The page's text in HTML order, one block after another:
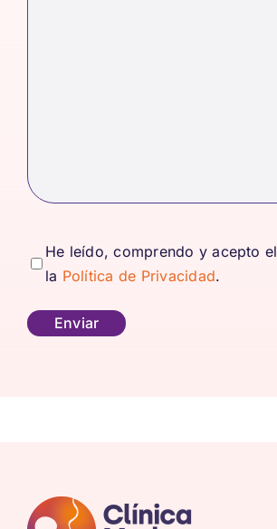
consentimiento(Obligatorio)
He leído, comprendo y acepto el
la Política de Privacidad.